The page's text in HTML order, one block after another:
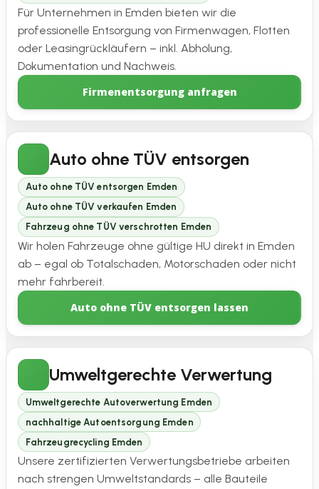
Für Unternehmen in Emden bieten wir die
professionelle Entsorgung von Firmenwagen, Flotten
oder Leasingrückläufern – inkl. Abholung,
Dokumentation und Nachweis.
Firmenentsorgung anfragen
Auto ohne TÜV entsorgen
Auto ohne TÜV entsorgen Emden
Auto ohne TÜV verkaufen Emden
Fahrzeug ohne TÜV verschrotten Emden
Wir holen Fahrzeuge ohne gültige HU direkt in Emden
ab – egal ob Totalschaden, Motorschaden oder nicht
mehr fahrbereit.
Auto ohne TÜV entsorgen lassen
Umweltgerechte Verwertung
Umweltgerechte Autoverwertung Emden
nachhaltige Autoentsorgung Emden
Fahrzeugrecycling Emden
Unsere zertifizierten Verwertungsbetriebe arbeiten
nach strengen Umweltstandards – alle Bauteile